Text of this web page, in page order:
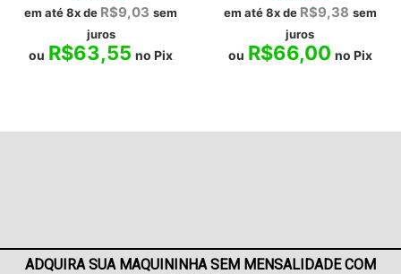
em até 8x de R$9,03 sem
juros
ou R$63,55 no Pix
em até 8x de R$9,38 sem
juros
ou R$66,00 no Pix
ADQUIRA SUA MAQUININHA SEM MENSALIDADE COM